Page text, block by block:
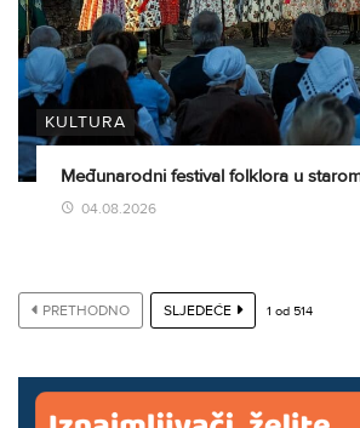
KULTURA
Međunarodni festival folklora u
04.08.2026
PRETHODNO SLJEDEĆE 1 od 514